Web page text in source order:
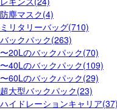
防塵マスク(4)
ミリタリーバッグ(710)
バックパック(263)
〜20Lのバックパック(70)
〜40Lのバックパック(109)
〜60Lのバックパック(29)
超大型バックパック(23)
ハイドレーションキャリア(37)